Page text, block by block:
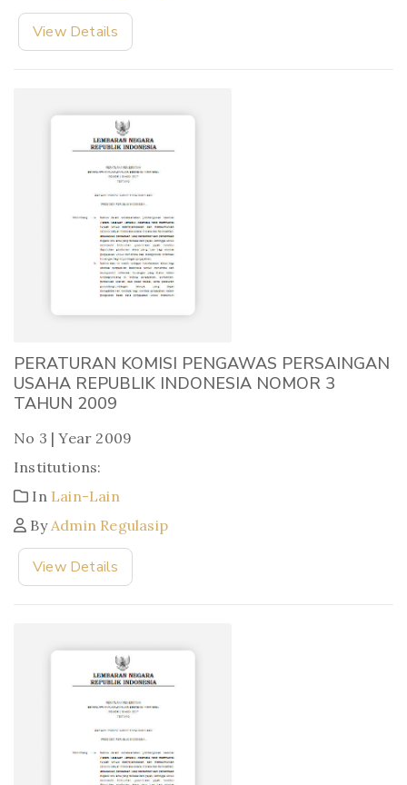
View Details
PERATURAN KOMISI PENGAWAS PERSAINGAN
USAHA REPUBLIK INDONESIA NOMOR 3
TAHUN 2009
No 3 | Year 2009
Institutions:
In Lain-Lain
ByAdmin Regulasip
View Details